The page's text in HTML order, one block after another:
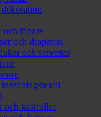
och löpare
och draperier
och servetter
och kastruller